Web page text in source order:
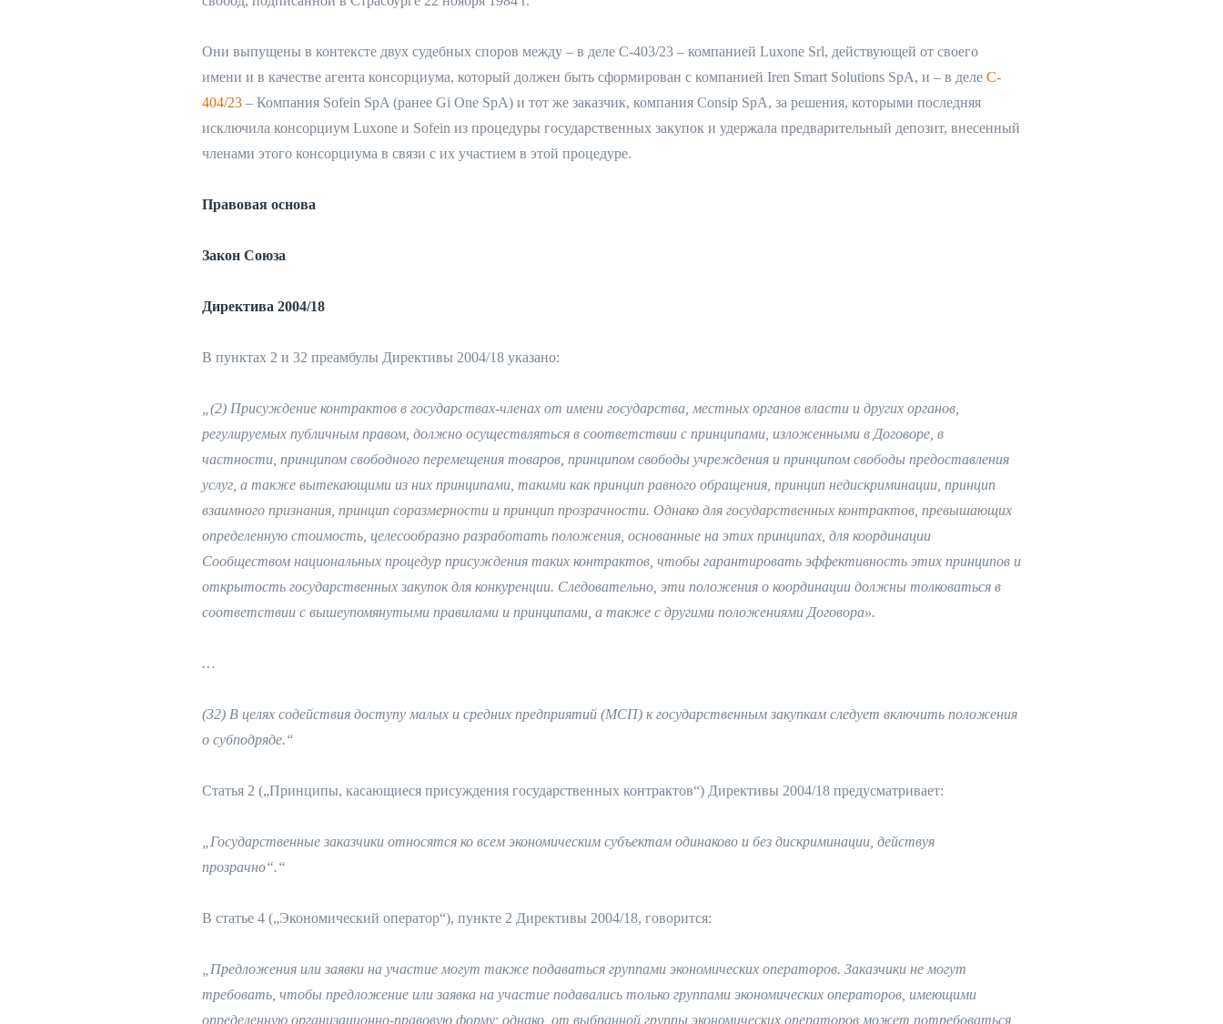
Они выпущены в контексте двух судебных споров между – в деле C-403/23 – компанией Luxone Srl, действующей от своего
имени и в качестве агента консорциума, который должен быть сформирован с компанией Iren Smart Solutions SpA, и – в деле C-
404/23 – Компания Sofein SpA (ранее Gi One SpA) и тот же заказчик, компания Consip SpA, за решения, которыми последняя
исключила консорциум Luxone и Sofein из процедуры государственных закупок и удержала предварительный депозит, внесенный
членами этого консорциума в связи с их участием в этой процедуре.
Правовая основа
Закон Союза
Директива 2004/18
В пунктах 2 и 32 преамбулы Директивы 2004/18 указано:
„(2) Присуждение контрактов в государствах-членах от имени государства, местных органов власти и других органов,
регулируемых публичным правом, должно осуществляться в соответствии с принципами, изложенными в Договоре, в
частности, принципом свободного перемещения товаров, принципом свободы учреждения и принципом свободы предоставления
услуг, а также вытекающими из них принципами, такими как принцип равного обращения, принцип недискриминации, принцип
взаимного признания, принцип соразмерности и принцип прозрачности. Однако для государственных контрактов, превышающих
определенную стоимость, целесообразно разработать положения, основанные на этих принципах, для координации
Сообществом национальных процедур присуждения таких контрактов, чтобы гарантировать эффективность этих принципов и
открытость государственных закупок для конкуренции. Следовательно, эти положения о координации должны толковаться в
соответствии с вышеупомянутыми правилами и принципами, а также с другими положениями Договора».
…
(32) В целях содействия доступу малых и средних предприятий (МСП) к государственным закупкам следует включить положения
о субподряде.“
Статья 2 („Принципы, касающиеся присуждения государственных контрактов“) Директивы 2004/18 предусматривает:
„Государственные заказчики относятся ко всем экономическим субъектам одинаково и без дискриминации, действуя
прозрачно“.“
В статье 4 („Экономический оператор“), пункте 2 Директивы 2004/18, говорится:
„Предложения или заявки на участие могут также подаваться группами экономических операторов. Заказчики не могут
требовать, чтобы предложение или заявка на участие подавались только группами экономических операторов, имеющими
определенную организационно-правовую форму; однако, от выбранной группы экономических операторов может потребоваться